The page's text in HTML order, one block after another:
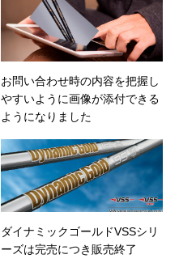
お問い合わせ時の内容を把握し
やすいように画像が添付できる
ようになりました
ダイナミックゴールドVSSシリ
ーズは完売につき販売終了